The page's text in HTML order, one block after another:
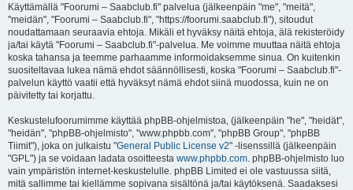
Käyttämällä "Foorumi – Saabclub.fi" palvelua (jälkeenpäin "me", "meitä",
"meidän", "Foorumi – Saabclub.fi", "https://foorumi.saabclub.fi"), sitoudut
noudattamaan seuraavia ehtoja. Mikäli et hyväksy näitä ehtoja, älä rekisteröidy
ja/tai käytä "Foorumi – Saabclub.fi"-palvelua. Me voimme muuttaa näitä ehtoja
koska tahansa ja teemme parhaamme informoidaksemme sinua. On kuitenkin
suositeltavaa lukea nämä ehdot säännöllisesti, koska "Foorumi – Saabclub.fi"-
palvelun käyttö vaatii että hyväksyt nämä ehdot siinä muodossa, kuin ne on
päivitetty tai korjattu.
Keskustelufoorumimme käyttää phpBB-ohjelmistoa, (jälkeenpäin "he", "heidät",
"heidän", "phpBB-ohjelmisto", "www.phpbb.com", "phpBB Group", "phpBB
Tiimit"), joka on julkaistu "General Public License v2" -lisenssillä (jälkeenpäin
"GPL") ja se voidaan ladata osoitteesta www.phpbb.com. phpBB-ohjelmisto luo
vain ympäristön internet-keskustelulle. phpBB Limited ei ole vastuussa siitä,
mitä sallimme tai kiellämme sopivana sisältönä ja/tai käytöksenä. Saadaksesi